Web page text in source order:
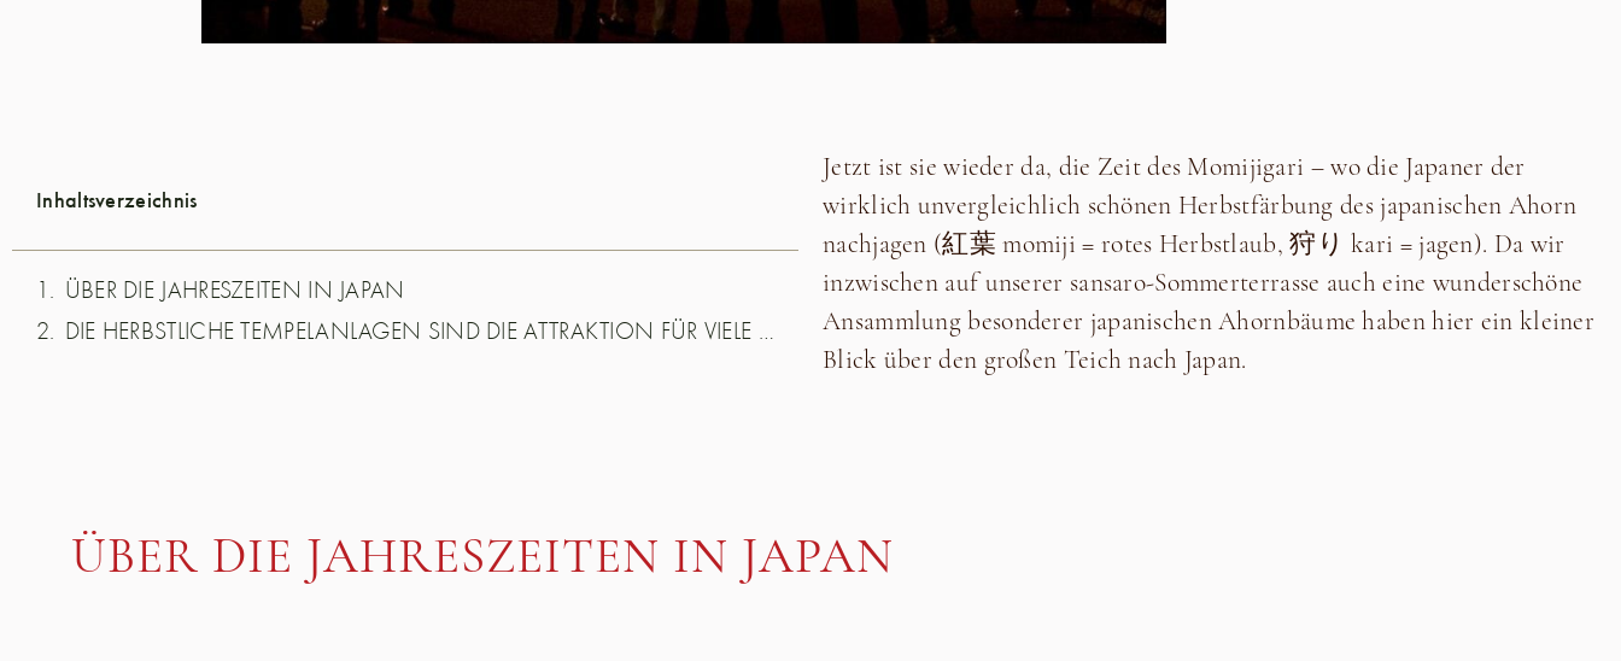
Inhaltsverzeichnis
ÜBER DIE JAHRESZEITEN IN JAPAN
Jetzt ist sie wieder da, die Zeit des Momijigari – wo die Japaner der
wirklich unvergleichlich schönen Herbstfärbung des japanischen Ahorn
nachjagen (紅葉 momiji = rotes Herbstlaub, 狩り kari = jagen). Da wir
inzwischen auf unserer sansaro-Sommerterrasse auch eine wunderschöne
Ansammlung besonderer japanischen Ahornbäume haben hier ein kleiner
Blick über den großen Teich nach Japan.
ÜBER DIE JAHRESZEITEN IN JAPAN